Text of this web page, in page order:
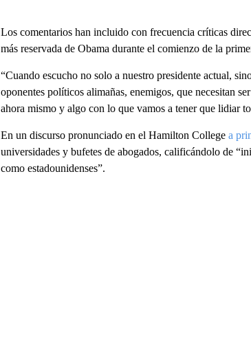
Los comentarios han incluido con frecuencia críticas
más reservada de Obama durante el comienzo de la
“Cuando escucho no solo a nuestro presidente actual,
oponentes políticos alimañas, enemigos, que necesitan
ahora mismo y algo con lo que vamos a tener que lidiar
En un discurso pronunciado en el Hamilton College a
universidades y bufetes de abogados, calificándolo de
como estadounidenses”.